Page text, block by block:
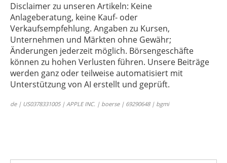
Disclaimer zu unseren Artikeln: Keine
Anlageberatung, keine Kauf- oder
Verkaufsempfehlung. Angaben zu Kursen,
Unternehmen und Märkten ohne Gewähr;
Änderungen jederzeit möglich. Börsengeschäfte
können zu hohen Verlusten führen. Unsere Beiträge
werden ganz oder teilweise automatisiert mit
Unterstützung von AI erstellt und geprüft.
de | US0378331005 | APPLE INC. | boerse | 69290648 | bgmi